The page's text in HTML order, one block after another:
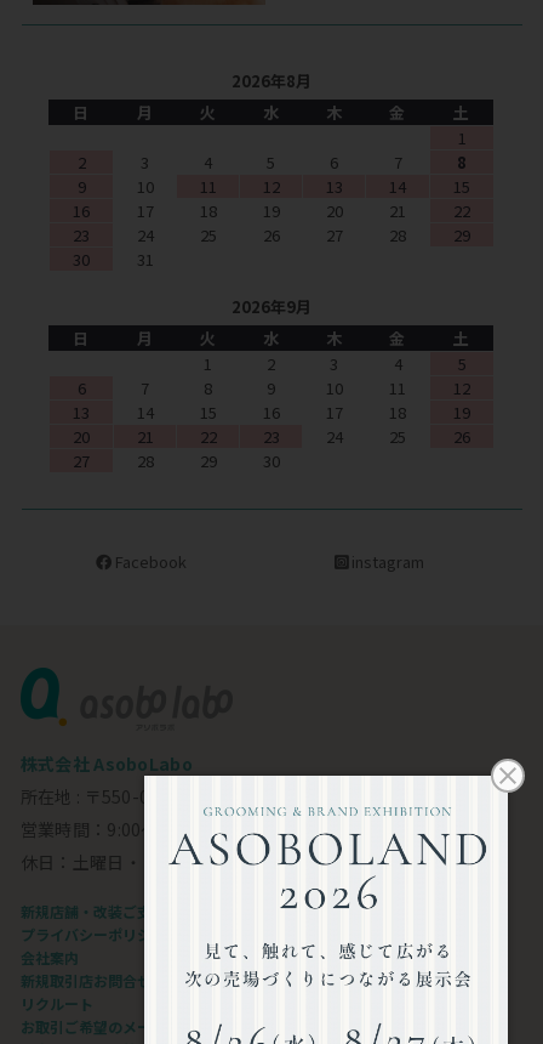
2026年8月
日
月 火 水 木 金
土
1
2
3 4 5 6 7
8
9
10 11 12 13 14
15
16
17 18 19 20 21
22
23
24 25 26 27 28
29
30
31
2026年9月
日
月 火 水 木 金
土
1
2 3 4
5
6
7 8 9 10 11
12
13
14 15 16 17 18
19
20
21 22 23 24 25
26
27
28 29 30
Facebook instagram
株式会社 AsoboLabo
所在地 : 〒550-0002 大阪市西区江戸堀1-23-11 6F
営業時間：9:00～18:00
休日：土曜日・日曜日・祝日
新規店舗・改装ご支援します
プライバシーポリシー
会社案内
新規取引店お問合せフォーム
リクルート
お取引ご希望のメーカー様